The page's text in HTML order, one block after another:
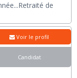
de
Voir le profil
Candidat